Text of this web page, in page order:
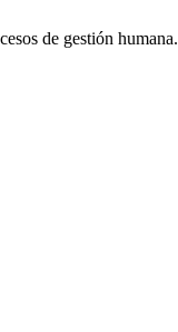
de gestión humana.